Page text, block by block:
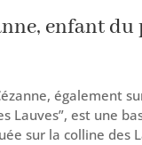
enfant du
éga­le­ment
Lauves”, est une
sur la col­line des